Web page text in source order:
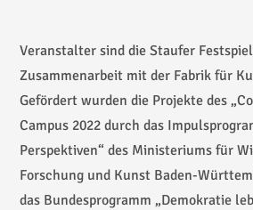
Veranstalter sind die Staufer
Zusammenarbeit mit der Fabrik für
Gefördert wurden die Projekte des
Campus 2022 durch das
Perspektiven“ des Ministeriums für
Forschung und Kunst Baden-
das Bundesprogramm „Demokratie